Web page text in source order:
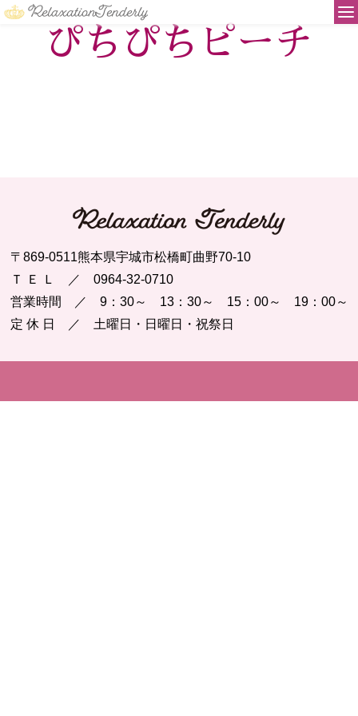
ぴちぴちピーチ
〒869-0511熊本県宇城市松橋町曲野70-10
Ｔ Ｅ Ｌ ／ 0964-32-0710
営業時間 ／ 9：30～ 13：30～ 15：00～ 19：00～
定 休 日 ／ 土曜日・日曜日・祝祭日